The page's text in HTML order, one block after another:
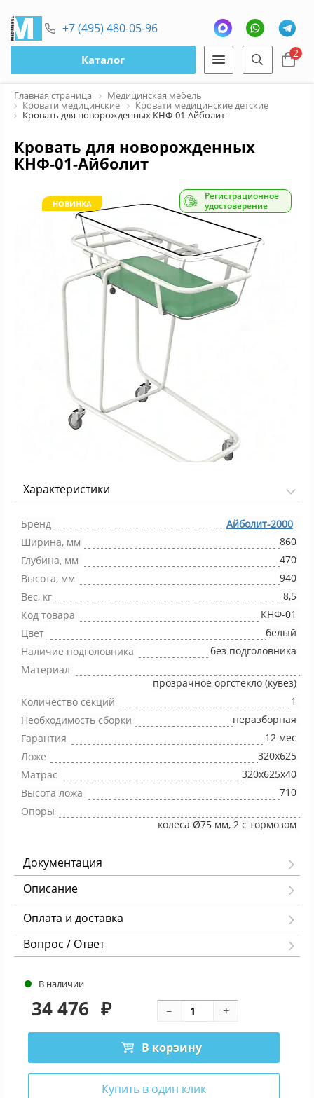
+7 (495) 480-05-96
Каталог 2
Главная страница Медицинская мебель
Кровати медицинские Кровати медицинские детские
Кровать для новорожденных КНФ-01-Айболит
Кровать для новорожденных
КНФ-01-Айболит
НОВИНКА
Регистрационное
удостоверение
Характеристики
Бренд
Айболит-2000
Ширина, мм
860
Глубина, мм
470
Высота, мм
940
Вес, кг
8,5
Код товара
КНФ-01
Цвет
белый
Наличие подголовника
без подголовника
Материал
прозрачное оргстекло (кувез)
Количество секций
1
Необходимость сборки
неразборная
Гарантия
12 мес
Ложе
320x625
Матрас
320x625x40
Высота ложа
710
Опоры
колеса Ø75 мм, 2 с тормозом
Документация
Описание
Оплата и доставка
Вопрос / Ответ
В наличии
34 476 ₽
В корзину
Купить в один клик